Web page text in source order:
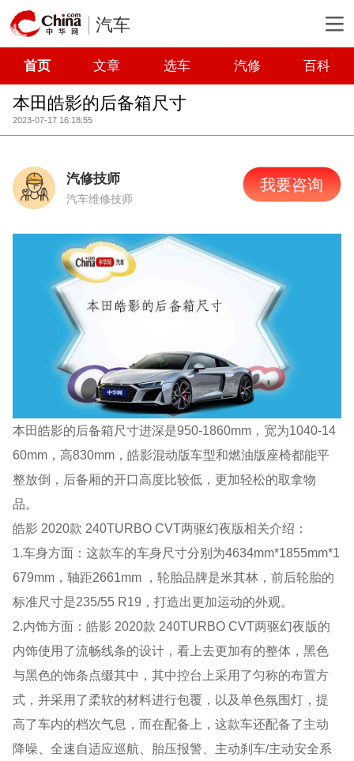
汽车
首页 文章 选车 汽修 百科
本田皓影的后备箱尺寸
2023-07-17 16:18:55
汽修技师
汽车维修技师
我要咨询
本田皓影的后备箱尺寸进深是950-1860mm，宽为1040-14
60mm，高830mm，皓影混动版车型和燃油版座椅都能平
整放倒，后备厢的开口高度比较低，更加轻松的取拿物
品。
皓影 2020款 240TURBO CVT两驱幻夜版相关介绍：
1.车身方面：这款车的车身尺寸分别为4634mm*1855mm*1
679mm，轴距2661mm ，轮胎品牌是米其林，前后轮胎的
标准尺寸是235/55 R19，打造出更加运动的外观。
2.内饰方面：皓影 2020款 240TURBO CVT两驱幻夜版的
内饰使用了流畅线条的设计，看上去更加有的整体，黑色
与黑色的饰条点缀其中，其中控台上采用了匀称的布置方
式，并采用了柔软的材料进行包覆，以及单色氛围灯，提
高了车内的档次气息，而在配备上，这款车还配备了主动
降噪、全速自适应巡航、胎压报警、主动刹车/主动安全系